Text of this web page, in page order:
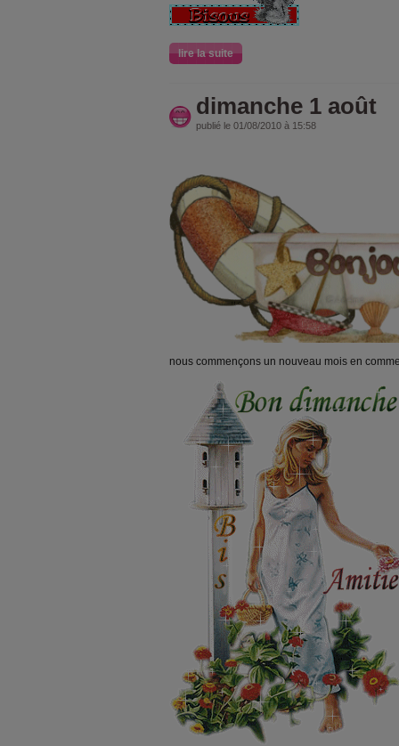
lire la suite
dimanche 1 août
publié le 01/08/2010 à 15:58
nous commençons un nouveau mois en